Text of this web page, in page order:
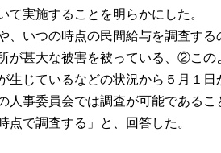
実施することを明らかにした。
いつの時点の民間給与を調査する
甚大な被害を被っている、②この
じているなどの状況から５月１
事委員会では調査が可能である
で調査する」と、回答した。